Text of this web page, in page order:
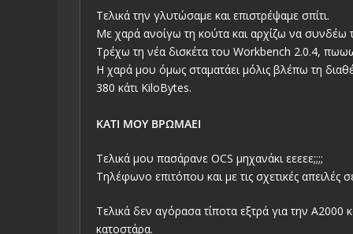
Τελικά την γλυτώσαμε και επιστρέψαμε σπίτι.
Με χαρά ανοίγω τη κούτα και αρχίζω να συνδέω
Τρέχω τη νέα δισκέτα του Workbench 2.0.4,
Η χαρά μου όμως σταματάει μόλις βλέπω τη
380 κάτι KiloBytes.
ΚΑΤΙ ΜΟΥ ΒΡΩΜΑΕΙ
Τελικά μου πασάρανε OCS μηχανάκι εεεεε;;;;
Τηλέφωνο επιτόπου και με τις σχετικές απειλές
Τελικά δεν αγόρασα τίποτα εξτρά για την
κατοστάρα.